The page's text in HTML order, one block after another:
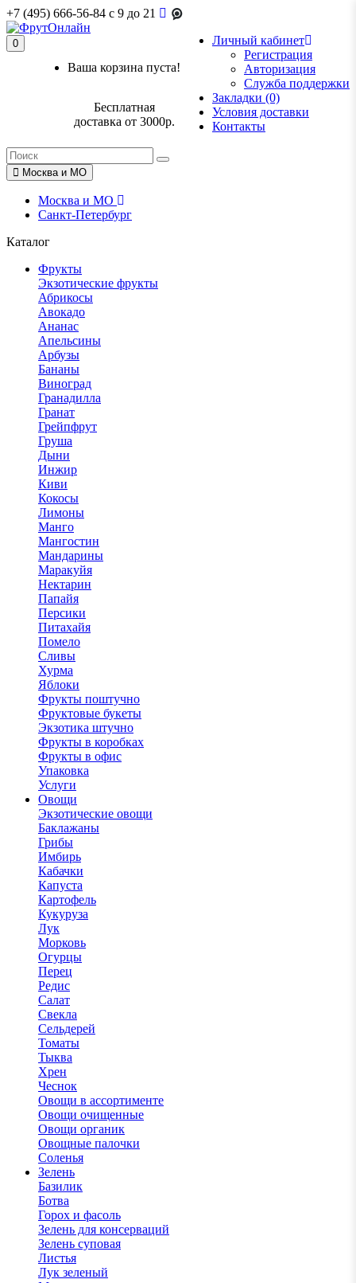
+7 (495) 666-56-84 c 9 до 21
Личный кабинет
Регистрация
Авторизация
Служба поддержки
Закладки (0)
Условия доставки
Контакты
0
Ваша корзина пуста!
Бесплатная
доставка от 3000р.
Москва и МО
Москва и МО
Санкт-Петербург
Каталог
Фрукты
Экзотические фрукты
Абрикосы
Авокадо
Ананас
Апельсины
Арбузы
Бананы
Виноград
Гранадилла
Гранат
Грейпфрут
Груша
Дыни
Инжир
Киви
Кокосы
Лимоны
Манго
Мангостин
Мандарины
Маракуйя
Нектарин
Папайя
Персики
Питахайя
Помело
Сливы
Хурма
Яблоки
Фрукты поштучно
Фруктовые букеты
Экзотика штучно
Фрукты в коробках
Фрукты в офис
Упаковка
Услуги
Овощи
Экзотические овощи
Баклажаны
Грибы
Имбирь
Кабачки
Капуста
Картофель
Кукуруза
Лук
Морковь
Огурцы
Перец
Редис
Салат
Свекла
Сельдерей
Томаты
Тыква
Хрен
Чеснок
Овощи в ассортименте
Овощи очищенные
Овощи органик
Овощные палочки
Соленья
Зелень
Базилик
Ботва
Горох и фасоль
Зелень для консерваций
Зелень суповая
Листья
Лук зеленый